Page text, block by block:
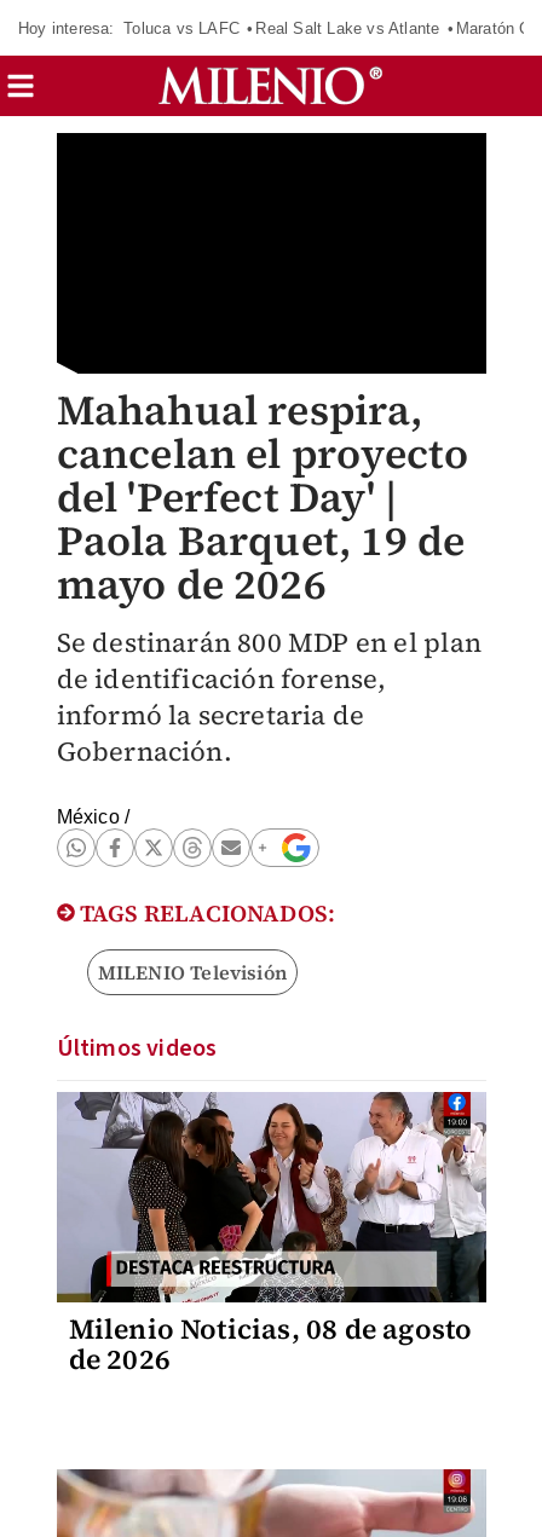
Hoy interesa: Toluca vs LAFC Real Salt Lake vs Atlante Maratón
Mahahual respira,
cancelan el proyecto
del 'Perfect Day' |
Paola Barquet, 19 de
mayo de 2026
Se destinarán 800 MDP en el plan
de identificación forense,
informó la secretaria de
Gobernación.
México/
TAGS RELACIONADOS:
MILENIO Televisión
Últimos videos
Milenio Noticias, 08 de agosto
de 2026